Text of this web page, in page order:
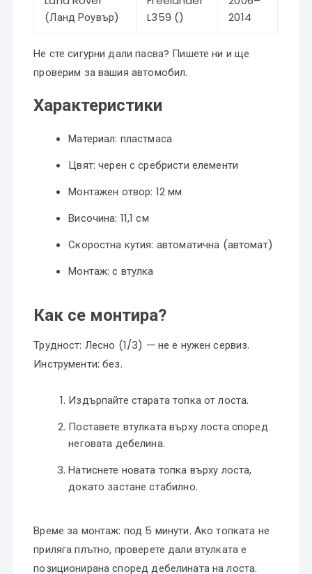
(Ланд Роувър)
L359 ()
2014
Не сте сигурни дали пасва? Пишете ни и ще
проверим за вашия автомобил.
Характеристики
Материал: пластмаса
Цвят: черен с сребристи елементи
Монтажен отвор: 12 мм
Височина: 11,1 см
Скоростна кутия: автоматична (автомат)
Монтаж: с втулка
Как се монтира?
Трудност: Лесно (1/3) — не е нужен сервиз.
Инструменти: без.
Издърпайте старата топка от лоста.
Поставете втулката върху лоста според
неговата дебелина.
Натиснете новата топка върху лоста,
докато застане стабилно.
Време за монтаж: под 5 минути. Ако топката не
приляга плътно, проверете дали втулката е
позиционирана според дебелината на лоста.